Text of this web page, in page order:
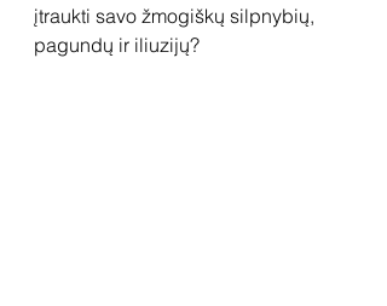
įtraukti savo žmogiškų silpnybių,
pagundų ir iliuzijų?